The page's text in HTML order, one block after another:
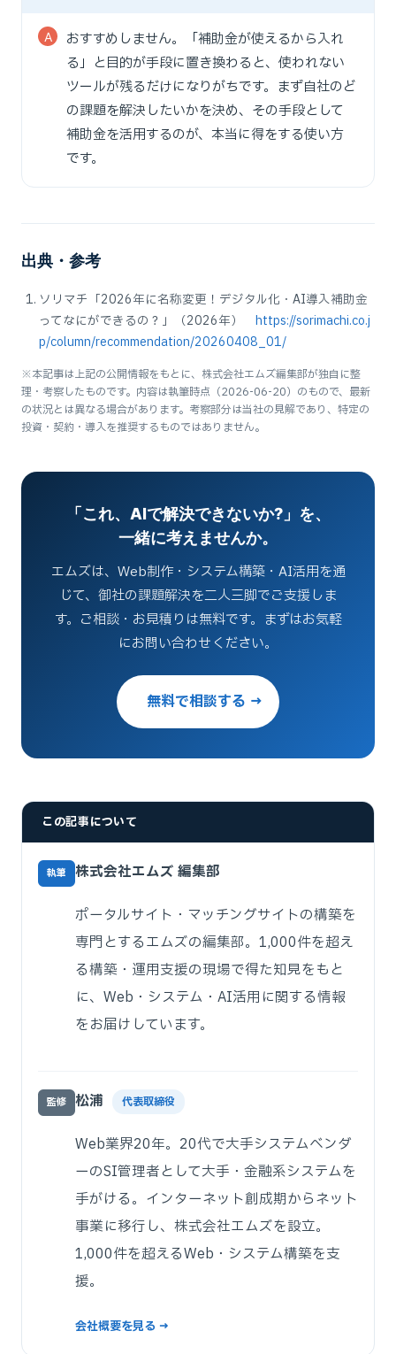
おすすめしません。「補助金が使えるから入れ
る」と目的が手段に置き換わると、使われない
ツールが残るだけになりがちです。まず自社のど
の課題を解決したいかを決め、その手段として
補助金を活用するのが、本当に得をする使い方
です。
出典・参考
ソリマチ「2026年に名称変更！デジタル化・AI導入補助金
ってなにができるの？」（2026年） https://sorimachi.co.j
p/column/recommendation/20260408_01/
※本記事は上記の公開情報をもとに、株式会社エムズ編集部が独自に整
理・考察したものです。内容は執筆時点（2026-06-20）のもので、最新
の状況とは異なる場合があります。考察部分は当社の見解であり、特定の
投資・契約・導入を推奨するものではありません。
「これ、AIで解決できないか?」を、
一緒に考えませんか。
エムズは、Web制作・システム構築・AI活用を通
じて、御社の課題解決を二人三脚でご支援しま
す。ご相談・お見積りは無料です。まずはお気軽
にお問い合わせください。
無料で相談する →
この記事について
執筆 株式会社エムズ 編集部
ポータルサイト・マッチングサイトの構築を
専門とするエムズの編集部。1,000件を超え
る構築・運用支援の現場で得た知見をもと
に、Web・システム・AI活用に関する情報
をお届けしています。
監修 松浦 代表取締役
Web業界20年。20代で大手システムベンダ
ーのSI管理者として大手・金融系システムを
手がける。インターネット創成期からネット
事業に移行し、株式会社エムズを設立。
1,000件を超えるWeb・システム構築を支
援。
会社概要を見る →